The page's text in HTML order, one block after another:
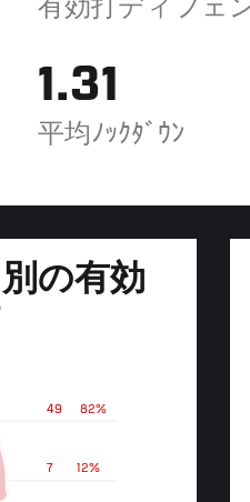
有効打ディフェ
1.31
平均ﾉｯｸﾀﾞｳﾝ
の有効
82%
49
12%
7